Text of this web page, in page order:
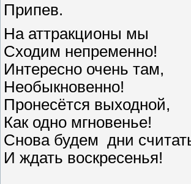
Припев.
На аттракционы мы
Сходим непременно!
Интересно очень там,
Необыкновенно!
Пронесётся выходной,
Как одно мгновенье!
Снова будем дни
И ждать воскресенья!